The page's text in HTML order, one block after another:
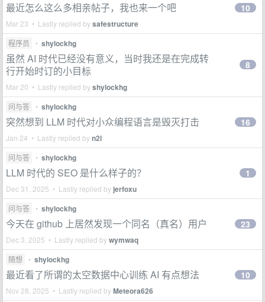
最近怎么这么多相亲帖子，我也来一个吧
Mar 23 • Lastly replied bysafestructure
10
程序员 • shylockhg
虽然 AI 时代已经没有意义，当时我还是在完成转
行开始时订的小目标
Mar 20 • Lastly replied byshylockhg
8
问与答 • shylockhg
突然想到 LLM 时代对小众编程语言是毁灭打击
Jan 24 • Lastly replied byn2l
16
问与答 • shylockhg
LLM 时代的 SEO 是什么样子的？
Dec 31, 2025 • Lastly replied by jerfoxu
1
问与答 • shylockhg
今天在 github 上居然发现一个同名（真名）用户
Dec 3, 2025 • Lastly replied bywymwaq
23
随想 • shylockhg
最近看了所谓的太空数据中心训练 AI 有点想法
Nov 28, 2025 • Lastly replied byMeteora626
10